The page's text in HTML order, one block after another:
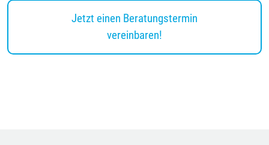
Jetzt einen Beratungstermin
vereinbaren!